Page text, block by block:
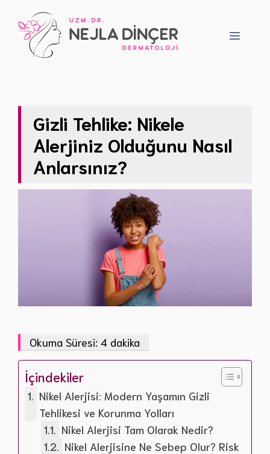
Menü
Gizli Tehlike: Nikele
Alerjiniz Olduğunu Nasıl
Anlarsınız?
İçindekiler
Nikel Alerjisi: Modern Yaşamın Gizli
Tehlikesi ve Korunma Yolları
Nikel Alerjisi Tam Olarak Nedir?
Nikel Alerjisine Ne Sebep Olur? Risk